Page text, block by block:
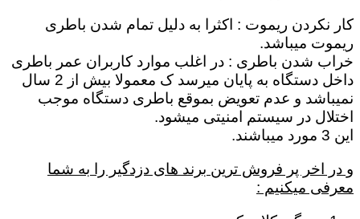
کار نکردن ریموت : اکثرا به دلیل تمام شدن باطری
ریموت میباشد.
خراب شدن باطری : در اغلب موارد کاربران عمر باطری
داخل دستگاه به پایان میرسد ک معمولا بیش از 2 سال
نمیباشد و عدم تعویض بموقع باطری دستگاه موجب
اختلال در سیستم امنیتی میشود.
این 3 مورد میباشند.
و در اخر پر فروش ترین برند های دزدگیر را به شما
معرفی میکنیم :